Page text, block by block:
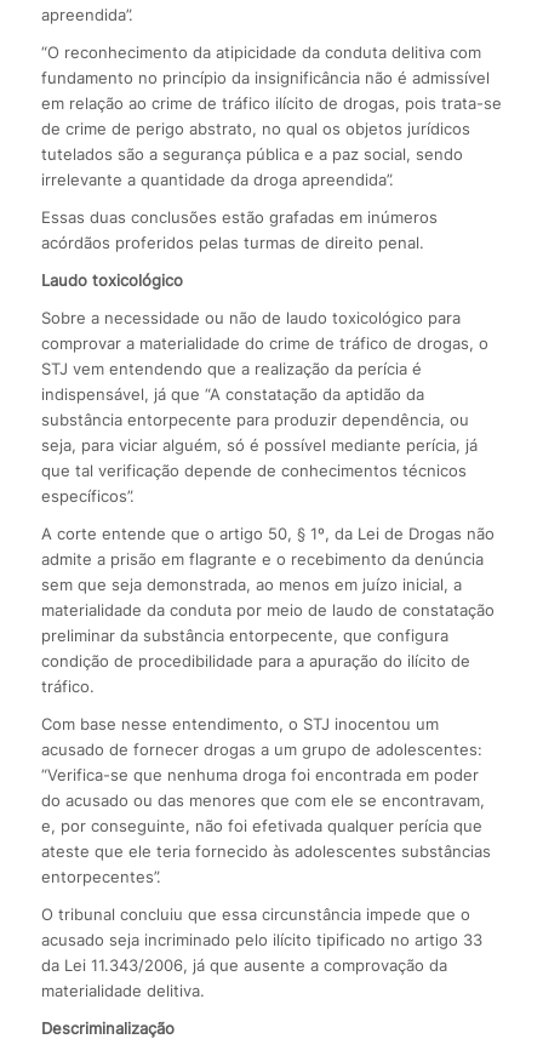
apreendida”.
“O reconhecimento da atipicidade da conduta delitiva com
fundamento no princípio da insignificância não é admissível
em relação ao crime de tráfico ilícito de drogas, pois trata-se
de crime de perigo abstrato, no qual os objetos jurídicos
tutelados são a segurança pública e a paz social, sendo
irrelevante a quantidade da droga apreendida”.
Essas duas conclusões estão grafadas em inúmeros
acórdãos proferidos pelas turmas de direito penal.
Laudo toxicológico
Sobre a necessidade ou não de laudo toxicológico para
comprovar a materialidade do crime de tráfico de drogas, o
STJ vem entendendo que a realização da perícia é
indispensável, já que “A constatação da aptidão da
substância entorpecente para produzir dependência, ou
seja, para viciar alguém, só é possível mediante perícia, já
que tal verificação depende de conhecimentos técnicos
específicos”.
A corte entende que o artigo 50, § 1º, da Lei de Drogas não
admite a prisão em flagrante e o recebimento da denúncia
sem que seja demonstrada, ao menos em juízo inicial, a
materialidade da conduta por meio de laudo de constatação
preliminar da substância entorpecente, que configura
condição de procedibilidade para a apuração do ilícito de
tráfico.
Com base nesse entendimento, o STJ inocentou um
acusado de fornecer drogas a um grupo de adolescentes:
“Verifica-se que nenhuma droga foi encontrada em poder
do acusado ou das menores que com ele se encontravam,
e, por conseguinte, não foi efetivada qualquer perícia que
ateste que ele teria fornecido às adolescentes substâncias
entorpecentes”.
O tribunal concluiu que essa circunstância impede que o
acusado seja incriminado pelo ilícito tipificado no artigo 33
da Lei 11.343/2006, já que ausente a comprovação da
materialidade delitiva.
Descriminalização